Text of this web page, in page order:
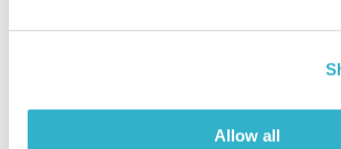
Allow all
אפשר להסביר במילים.